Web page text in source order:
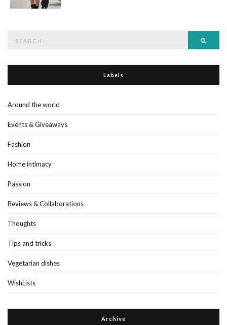
Labels
Around the world
Events & Giveaways
Fashion
Home intimacy
Passion
Reviews & Collaborations
Thoughts
Tips and tricks
Vegetarian dishes
WishLists
Archive